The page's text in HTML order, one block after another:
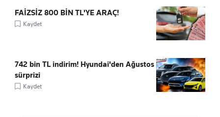
FAİZSİZ 800 BİN TL'YE ARAÇ!
Kaydet
742 bin TL indirim! Hyundai'den Ağustos
sürprizi
Kaydet